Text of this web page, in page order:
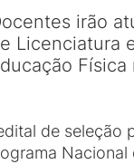
irão
Licenciatura
Física
de seleção
Nacional